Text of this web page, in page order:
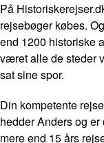
På
rejsebøger købes.
end 1200 historiske
været alle de steder
sat sine spor.
Din kompetente
hedder Anders og
mere end 15 års